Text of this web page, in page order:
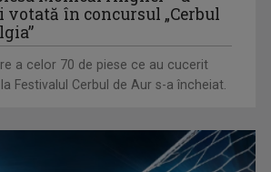
Monicăi Anghel – a
votată în concursul „Cerbul
a celor 70 de piese ce au cucerit